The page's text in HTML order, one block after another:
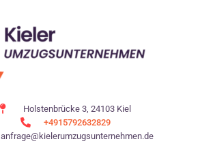
Holstenbrücke 3, 24103 Kiel
+4915792632829
anfrage@kielerumzugsunternehmen.de